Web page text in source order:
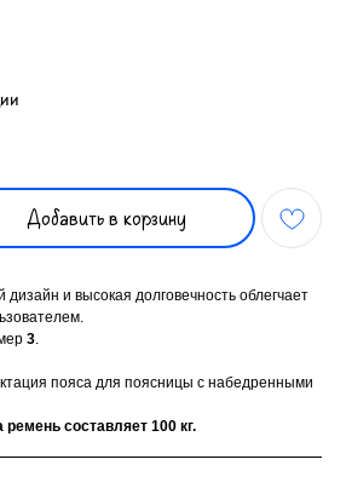
Добавить в корзину
и высокая долговечность облегчает
3.
пояса для поясницы с набедренными
составляет 100 кг.